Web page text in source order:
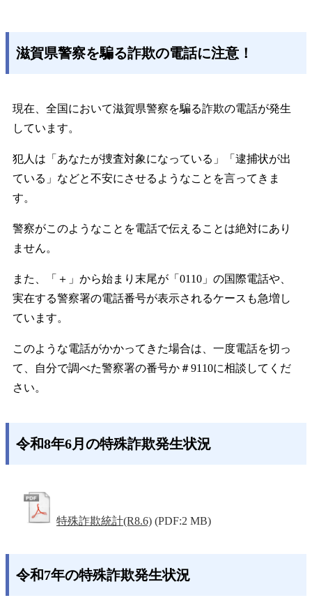
滋賀県警察を騙る詐欺の電話に注意！
現在、全国において滋賀県警察を騙る詐欺の電話が発生
しています。
犯人は「あなたが捜査対象になっている」「逮捕状が出
ている」などと不安にさせるようなことを言ってきま
す。
警察がこのようなことを電話で伝えることは絶対にあり
ません。
また、「＋」から始まり末尾が「0110」の国際電話や、
実在する警察署の電話番号が表示されるケースも急増し
ています。
このような電話がかかってきた場合は、一度電話を切っ
て、自分で調べた警察署の番号か＃9110に相談してくだ
さい。
令和8年6月の特殊詐欺発生状況
特殊詐欺統計(R8.6) (PDF:2 MB)
令和7年の特殊詐欺発生状況